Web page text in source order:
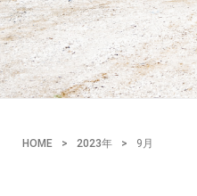
HOME > 2023年 > 9月